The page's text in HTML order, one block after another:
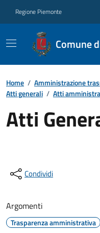
Regione Piemonte
Comune
Home / Amministrazione
Atti generali / Atti
Atti
Condividi
Argomenti
Trasparenza amministrativa